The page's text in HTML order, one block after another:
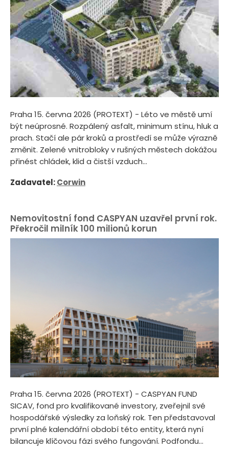
Praha 15. června 2026 (PROTEXT) - Léto ve městě umí
být neúprosné. Rozpálený asfalt, minimum stínu, hluk a
prach. Stačí ale pár kroků a prostředí se může výrazně
změnit. Zelené vnitrobloky v rušných městech dokážou
přinést chládek, klid a čistší vzduch...
Zadavatel:Corwin
Nemovitostní fond CASPYAN uzavřel první rok.
Překročil milník 100 milionů korun
Praha 15. června 2026 (PROTEXT) - CASPYAN FUND
SICAV, fond pro kvalifikované investory, zveřejnil své
hospodářské výsledky za loňský rok. Ten představoval
první plné kalendářní období této entity, která nyní
bilancuje klíčovou fázi svého fungování. Podfondu...